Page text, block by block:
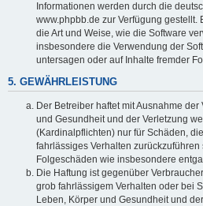
Informationen werden durch die
www.phpbb.de zur Verfügung
die Art und Weise, wie die Software
insbesondere die Verwendung der
untersagen oder auf Inhalte fremder
5. GEWÄHRLEISTUNG
Der Betreiber haftet mit Ausnahme
und Gesundheit und der Verletzung
(Kardinalpflichten) nur für Schäden,
fahrlässiges Verhalten
Folgeschäden wie insbesondere
Die Haftung ist gegenüber
grob fahrlässigem Verhalten oder bei
Leben, Körper und Gesundheit und